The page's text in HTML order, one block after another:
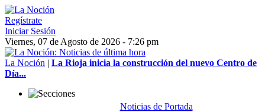
Regístrate
Iniciar Sesión
Viernes, 07 de Agosto de 2026 - 7:26 pm
La Noción | La Rioja inicia la construcción del nuevo Centro de
Día...
Noticias de Portada